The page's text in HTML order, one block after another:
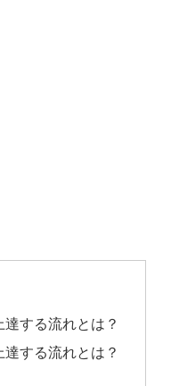
する流れとは？
する流れとは？